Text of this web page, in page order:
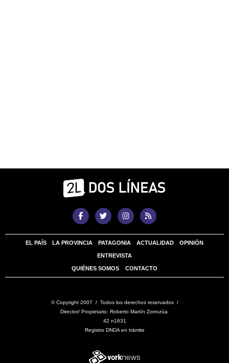
EL PAÍS LA PROVINCIA PATAGONIA ACTUALIDAD OPINIÓN
ENTREVISTA
QUIÉNES SOMOS CONTACTO
© Copyright 2007 / Todos los derechos reservados /
Director/ Propietario: Roberto Martín Zorrozúa
42 n1631
Registro DNDA en trámite